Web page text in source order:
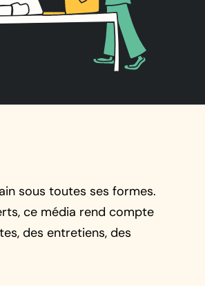
sous toutes ses formes.
ce média rend compte
des entretiens, des